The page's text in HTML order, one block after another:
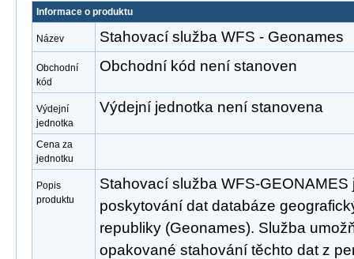
Informace o produktu
Název Stahovací služba WFS - Geonames
Obchodní
kód
Obchodní kód není stanoven
Výdejní
jednotka
Výdejní jednotka není stanovena
Cena za
jednotku
Popis
produktu
Stahovací služba WFS-
poskytování dat databáze
republiky (Geonames). Služba
opakované stahování těchto dat z